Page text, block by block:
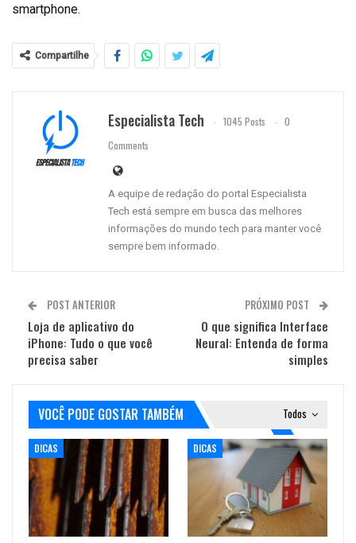
smartphone.
Compartilhe
Especialista Tech 1045 Posts
0
Comments
A equipe de redação do portal Especialista
Tech está sempre em busca das melhores
informações do mundo tech para manter você
sempre bem informado.
POST ANTERIOR
Loja de aplicativo do
iPhone: Tudo o que você
precisa saber
PRÓXIMO POST
O que significa Interface
Neural: Entenda de forma
simples
Todos
VOCÊ PODE GOSTAR TAMBÉM
DICAS DICAS